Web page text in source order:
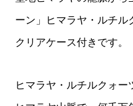
ーン」ヒマラヤ・ルチ
クリアケース付きです。
ヒマラヤ・ルチルクォ